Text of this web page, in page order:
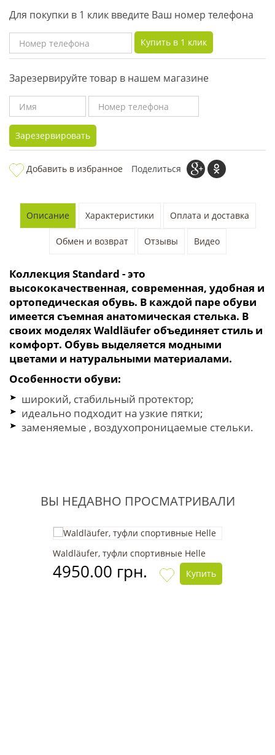
Для покупки в 1 клик введите Ваш номер телефона
Купить в 1 клик
Зарезервируйте товар в нашем магазине
Зарезервировать
Добавить в избранное Поделиться
Описание Характеристики Оплата и доставка
Обмен и возврат Отзывы Видео
Коллекция Standard - это
высококачественная, современная, удобная и
ортопедическая обувь. В каждой паре обуви
имеется съемная анатомическая стелька. В
своих моделях Waldläufer объединяет стиль и
комфорт. Обувь выделяется модными
цветами и натуральными материалами.
Особенности обуви:
широкий, стабильный протектор;
идеально подходит на узкие пятки;
заменяемые , воздухопроницаемые стельки.
ВЫ НЕДАВНО ПРОСМАТРИВАЛИ
Waldläufer, туфли спортивные Helle
4950.00 грн. Купить